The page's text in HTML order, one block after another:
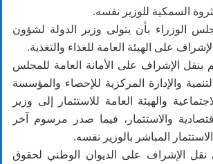
السمكية للوزير نفسه.
الوزراء بأن يتولى وزير الدولة لشؤون
على الهيئة العامة للغذاء والتغذية.
الإشراف على الأمانة العامة للمجلس
والإدارة المركزية للإحصاء والمؤسسة
والهيئة العامة للاستثمار إلى وزير
والاستثمار، فيما صدر مرسوم آخر
المباشر بالوزير نفسه.
الإشراف على الديوان الوطني لحقوق